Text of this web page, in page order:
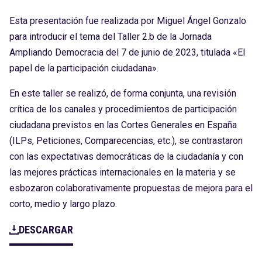
Esta presentación fue realizada por Miguel Ángel Gonzalo
para introducir el tema del Taller 2.b de la Jornada
Ampliando Democracia del 7 de junio de 2023, titulada «El
papel de la participación ciudadana».
En este taller se realizó, de forma conjunta, una revisión
crítica de los canales y procedimientos de participación
ciudadana previstos en las Cortes Generales en España
(ILPs, Peticiones, Comparecencias, etc.), se contrastaron
con las expectativas democráticas de la ciudadanía y con
las mejores prácticas internacionales en la materia y se
esbozaron colaborativamente propuestas de mejora para el
corto, medio y largo plazo.
DESCARGAR